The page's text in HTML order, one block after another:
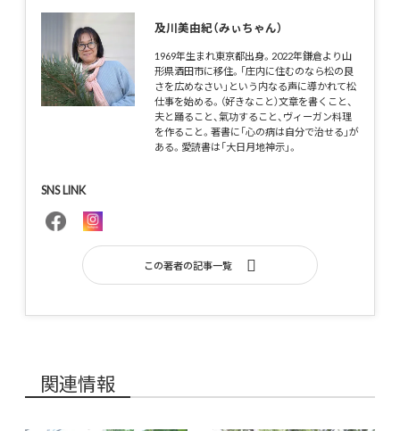
及川美由紀（みぃちゃん）
1969年生まれ東京都出身。2022年鎌倉より山
形県酒田市に移住。「庄内に住むのなら松の良
さを広めなさい」という内なる声に導かれて松
仕事を始める。（好きなこと）文章を書くこと、
夫と踊ること、氣功すること、ヴィーガン料理
を作ること。著書に「心の病は自分で治せる」が
ある。愛読書は「大日月地神示」。
SNS LINK
この著者の記事一覧
関連情報